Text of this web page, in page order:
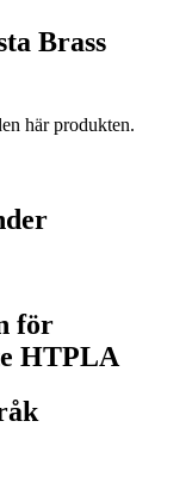
Brass
här produkten.
för
HTPLA